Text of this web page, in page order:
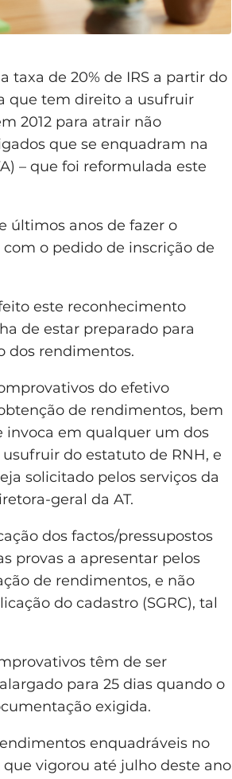
taxa de 20% de IRS a partir do
que tem direito a usufruir
2012 para atrair não
que se enquadram na
– que foi reformulada este
últimos anos de fazer o
o pedido de inscrição de
este reconhecimento
de estar preparado para
dos rendimentos.
do efetivo
de rendimentos, bem
invoca em qualquer um dos
do estatuto de RNH, e
solicitado pelos serviços da
geral da AT.
dos factos/pressupostos
provas a apresentar pelos
de rendimentos, e não
do cadastro (SGRC), tal
têm de ser
para 25 dias quando o
exigida.
enquadráveis no
vigorou até julho deste ano